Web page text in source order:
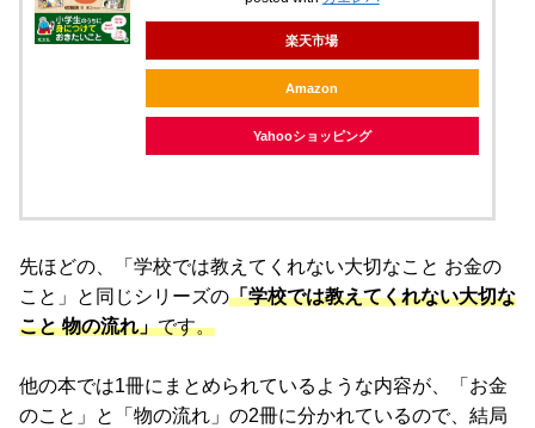
楽天市場
Amazon
Yahooショッピング
先ほどの、「学校では教えてくれない大切なこと お金の
こと」と同じシリーズの「学校では教えてくれない大切な
こと 物の流れ」です。
他の本では1冊にまとめられているような内容が、「お金
のこと」と「物の流れ」の2冊に分かれているので、結局